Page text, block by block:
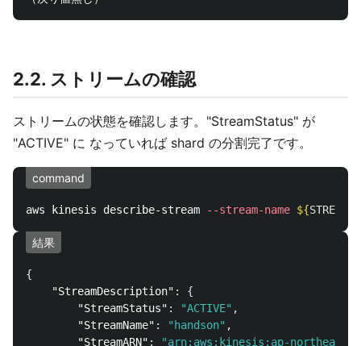
2.2. ストリームの確認
ストリームの状態を確認します。"StreamStatus" が
"ACTIVE" に なっていれば shard の分割完了です。
command
aws kinesis describe-stream --stream-name ${
結果
{
"StreamDescription" :
{
"StreamStatus" : "ACTIVE" ,
"StreamName" : "handson" ,
"StreamARN" : "arn:aws:kinesis:ap-northeast-